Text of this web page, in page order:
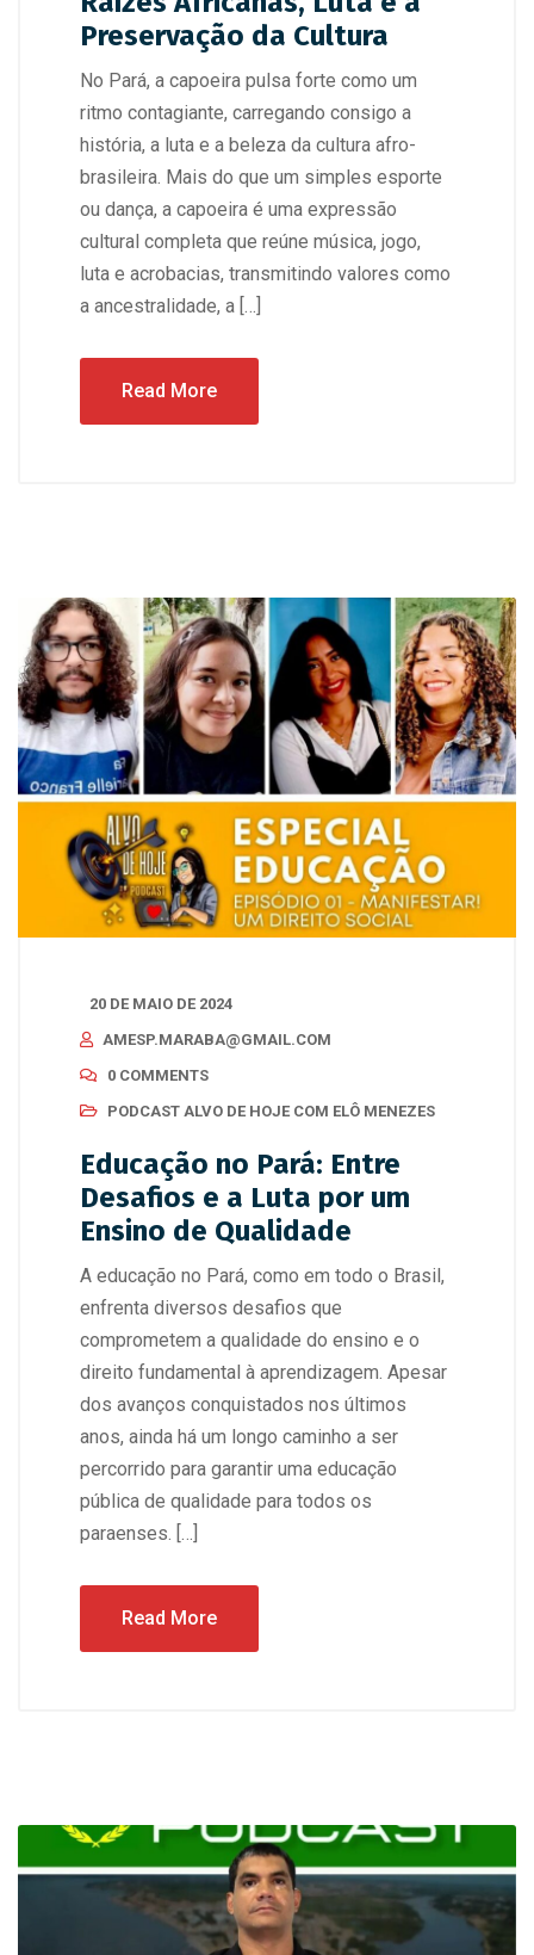
Preservação da Cultura
No Pará, a capoeira pulsa forte como um
ritmo contagiante, carregando consigo a
história, a luta e a beleza da cultura afro-
brasileira. Mais do que um simples esporte
ou dança, a capoeira é uma expressão
cultural completa que reúne música, jogo,
luta e acrobacias, transmitindo valores como
a ancestralidade, a […]
Read More
20 DE MAIO DE 2024
AMESP.MARABA@GMAIL.COM
0 COMMENTS
PODCAST ALVO DE HOJE COM ELÔ MENEZES
Educação no Pará: Entre
Desafios e a Luta por um
Ensino de Qualidade
A educação no Pará, como em todo o Brasil,
enfrenta diversos desafios que
comprometem a qualidade do ensino e o
direito fundamental à aprendizagem. Apesar
dos avanços conquistados nos últimos
anos, ainda há um longo caminho a ser
percorrido para garantir uma educação
pública de qualidade para todos os
paraenses. […]
Read More